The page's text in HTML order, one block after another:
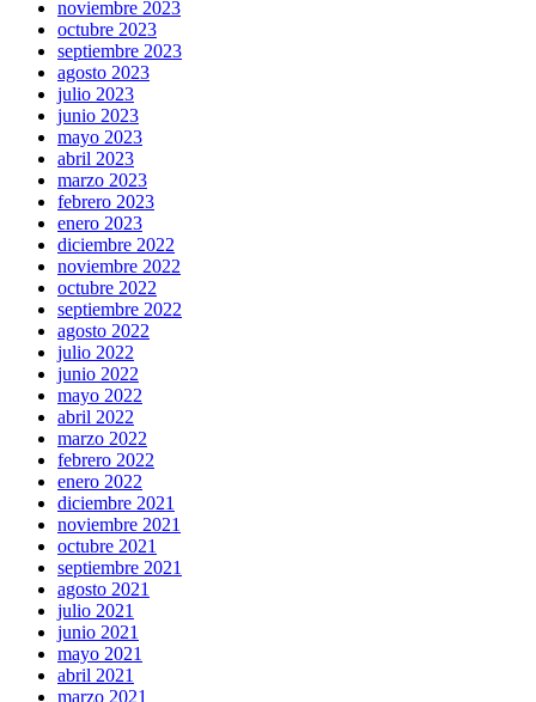
noviembre 2023
octubre 2023
septiembre 2023
agosto 2023
julio 2023
junio 2023
mayo 2023
abril 2023
marzo 2023
febrero 2023
enero 2023
diciembre 2022
noviembre 2022
octubre 2022
septiembre 2022
agosto 2022
julio 2022
junio 2022
mayo 2022
abril 2022
marzo 2022
febrero 2022
enero 2022
diciembre 2021
noviembre 2021
octubre 2021
septiembre 2021
agosto 2021
julio 2021
junio 2021
mayo 2021
abril 2021
marzo 2021